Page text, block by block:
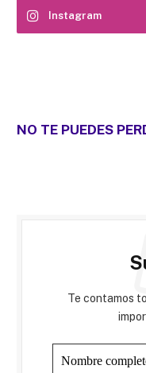
Instagram
NO TE PUEDES
Te contamos